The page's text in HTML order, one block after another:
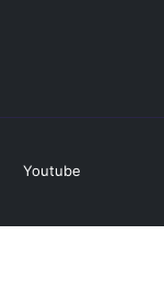
Youtube